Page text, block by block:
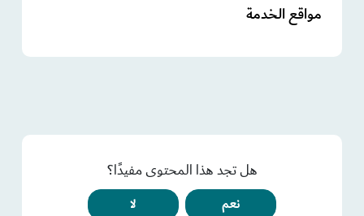
مواقع الخدمة
هل تجد هذا المحتوى مفيدًا؟
نعم لا